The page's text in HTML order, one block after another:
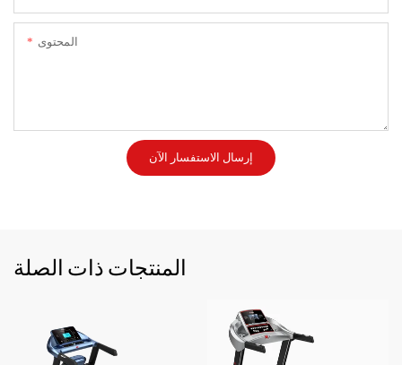
المحتوى
إرسال الاستفسار الآن
المنتجات ذات الصلة